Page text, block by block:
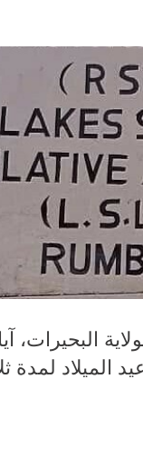
البحيرات،
الميلاد لمدة